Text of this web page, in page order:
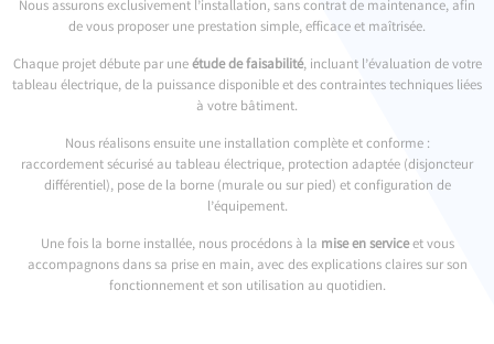
Nous assurons exclusivement l’installation, sans contrat de maintenance, afin
de vous proposer une prestation simple, efficace et maîtrisée.
Chaque projet débute par uneétude de faisabilité, incluant l’évaluation de votre
tableau électrique, de la puissance disponible et des contraintes techniques liées
à votre bâtiment.
Nous réalisons ensuite une installation complète et conforme :
raccordement sécurisé au tableau électrique, protection adaptée (disjoncteur
différentiel), pose de la borne (murale ou sur pied) et configuration de
l’équipement.
Une fois la borne installée, nous procédons à la mise en serviceet vous
accompagnons dans sa prise en main, avec des explications claires sur son
fonctionnement et son utilisation au quotidien.